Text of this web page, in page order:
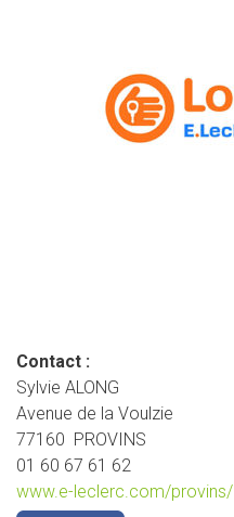
Contact :
Sylvie ALONG
Avenue de la Voulzie
77160 PROVINS
01 60 67 61 62
www.e-leclerc.com/provins/